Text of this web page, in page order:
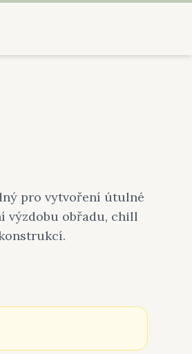
pro vytvoření útulné
výzdobu obřadu, chill